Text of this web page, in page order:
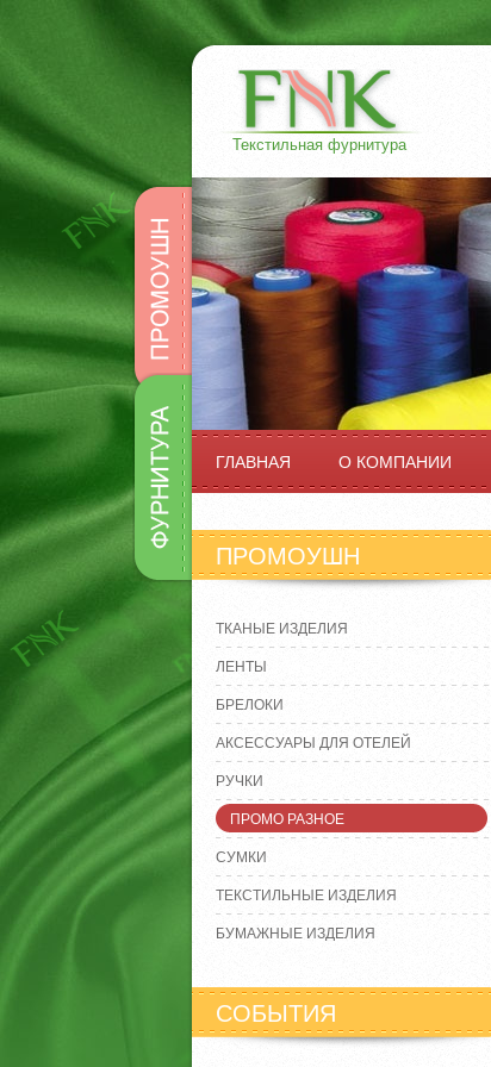
Промоушн
Фурнитура
Текстильная фурнитура
ГЛАВНАЯ О КОМПАНИИ
ПРОМОУШН
ТКАНЫЕ ИЗДЕЛИЯ
ЛЕНТЫ
БРЕЛОКИ
АКСЕССУАРЫ ДЛЯ ОТЕЛЕЙ
РУЧКИ
ПРОМО РАЗНОЕ
СУМКИ
ТЕКСТИЛЬНЫЕ ИЗДЕЛИЯ
БУМАЖНЫЕ ИЗДЕЛИЯ
СОБЫТИЯ